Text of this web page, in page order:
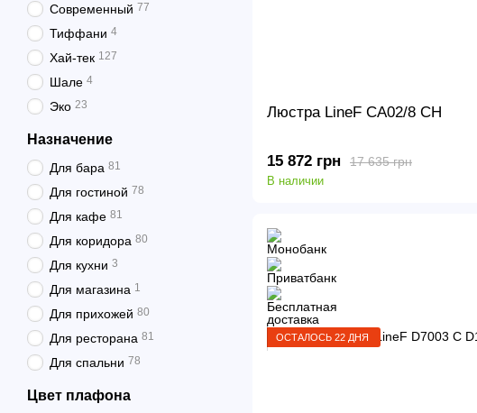
Люстра LineF CA02/8 CH
17 635 грн
15 872 грн
В наличии
ОСТАЛОСЬ 22 ДНЯ
Современный 77
Тиффани 4
Хай-тек 127
Шале 4
Эко 23
Назначение
Для бара 81
Для гостиной 78
Для кафе 81
Для коридора 80
Для кухни 3
Для магазина 1
Для прихожей 80
Для ресторана 81
Для спальни 78
Цвет плафона